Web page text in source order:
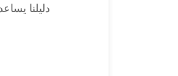
دليلنا